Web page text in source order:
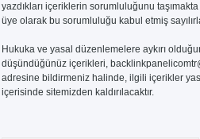
yazdıkları içeriklerin sorumluluğunu
üye olarak bu sorumluluğu kabul etmiş
Hukuka ve yasal düzenlemelere aykırı
düşündüğünüz içerikleri,
adresine bildirmeniz halinde, ilgili içerikler
içerisinde sitemizden kaldırılacaktır.